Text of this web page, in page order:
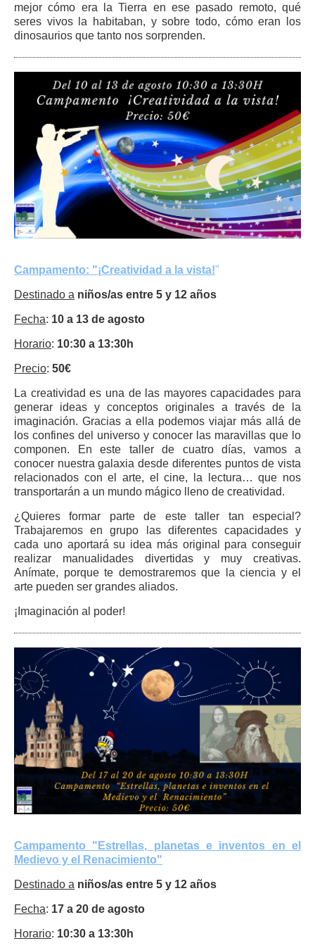
mejor cómo era la Tierra en ese pasado remoto, qué
seres vivos la habitaban, y sobre todo, cómo eran los
dinosaurios que tanto nos sorprenden.
Campamento: "¡Creatividad a la vista!"
Destinado a niños/as entre 5 y 12 años
Fecha: 10 a 13 de agosto
Horario: 10:30 a 13:30h
Precio: 50€
La creatividad es una de las mayores capacidades para
generar ideas y conceptos originales a través de la
imaginación. Gracias a ella podemos viajar más allá de
los confines del universo y conocer las maravillas que lo
componen. En este taller de cuatro días, vamos a
conocer nuestra galaxia desde diferentes puntos de vista
relacionados con el arte, el cine, la lectura… que nos
transportarán a un mundo mágico lleno de creatividad.
¿Quieres formar parte de este taller tan especial?
Trabajaremos en grupo las diferentes capacidades y
cada uno aportará su idea más original para conseguir
realizar manualidades divertidas y muy creativas.
Anímate, porque te demostraremos que la ciencia y el
arte pueden ser grandes aliados.
¡Imaginación al poder!
Campamento "Estrellas, planetas e inventos en el
Medievo y el Renacimiento"
Destinado a niños/as entre 5 y 12 años
Fecha: 17 a 20 de agosto
Horario: 10:30 a 13:30h